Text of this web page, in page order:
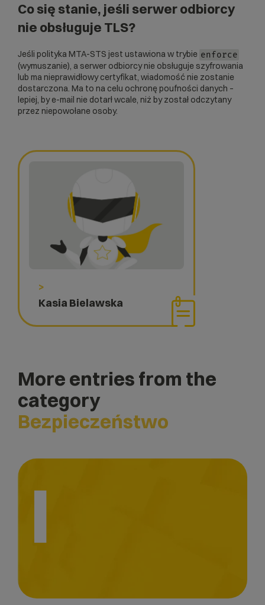
>
Kasia Bielawska
Co się stanie, jeśli serwer odbiorcy
nie obsługuje TLS?
Jeśli polityka MTA-STS jest ustawiona w trybie enforce
(wymuszanie), a serwer odbiorcy nie obsługuje szyfrowania
lub ma nieprawidłowy certyfikat, wiadomość nie zostanie
dostarczona. Ma to na celu ochronę poufności danych –
lepiej, by e-mail nie dotarł wcale, niż by został odczytany
przez niepowołane osoby.
More entries from the
category
Bezpieczeństwo
I